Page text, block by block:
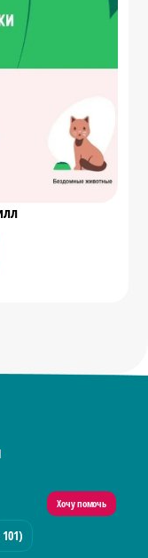
Хочу помочь